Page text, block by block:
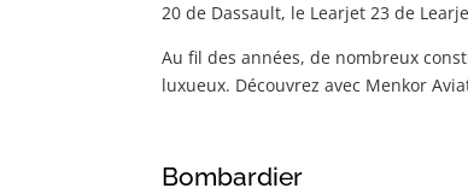
20 de Dassault, le Learjet 23 de
Au fil des années, de nombreux
luxueux. Découvrez avec Menkor
Bombardier